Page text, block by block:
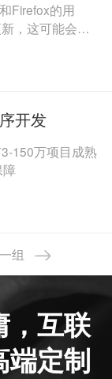
Firefox的用
，这可能会导
开发
150万项目成熟
组
，互联
端定制
发
司